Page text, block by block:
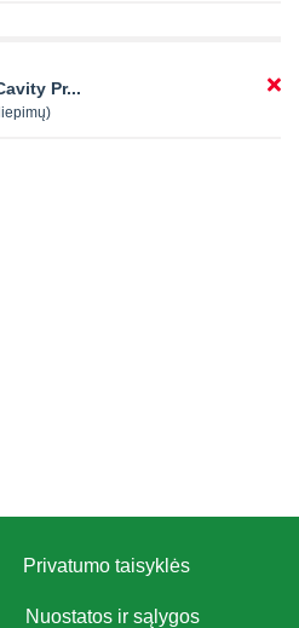
Pr...
Privatumo taisyklės
Nuostatos ir sąlygos